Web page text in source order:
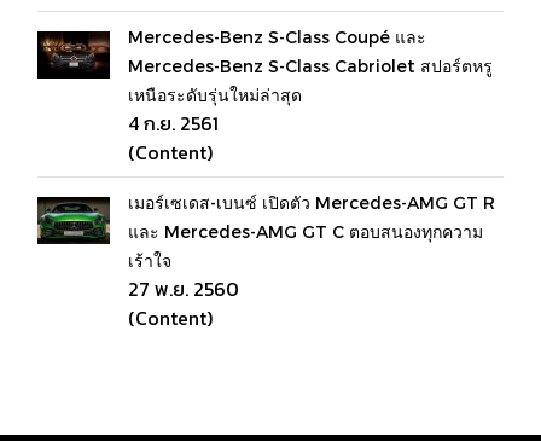
Mercedes-Benz S-Class Coupé และ
Mercedes-Benz S-Class Cabriolet สปอร์ตหรู
เหนือระดับรุ่นใหม่ล่าสุด
4 ก.ย. 2561
(Content)
เมอร์เซเดส-เบนซ์ เปิดตัว Mercedes-AMG GT R
และ Mercedes-AMG GT C ตอบสนองทุกความ
เร้าใจ
27 พ.ย. 2560
(Content)